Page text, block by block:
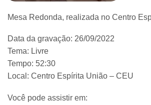
Mesa Redonda, realizada no Centro
Data da gravação: 26/09/2022
Tema: Livre
Tempo: 52:30
Local: Centro Espírita União – CEU
Você pode assistir em: